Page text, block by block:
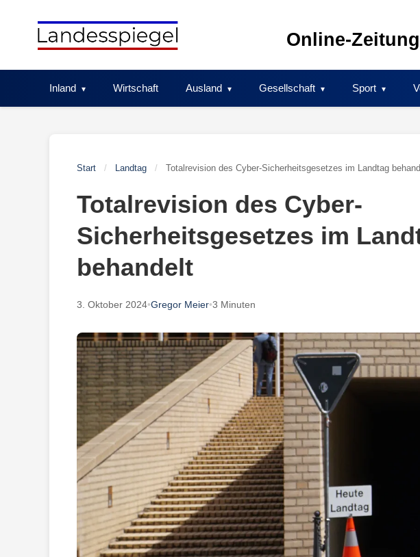
Online-
Inland Wirtschaft Ausland Gesellschaft Sport
Start / Landtag / Totalrevision des Cyber-Sicherheitsgesetzes im Landtag
Totalrevision des Cyber-
Sicherheitsgesetzes im
behandelt
3. Oktober 2024•Gregor Meier•3 Minuten